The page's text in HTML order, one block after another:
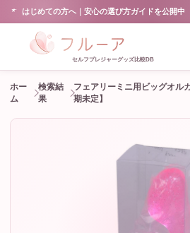
はじめての方へ｜安心の選び方ガイドを公開中
セルフプレジャーグッズ比較DB
ホー
ム
検索結
果
フェアリーミニ用ビッグオル
期未定】